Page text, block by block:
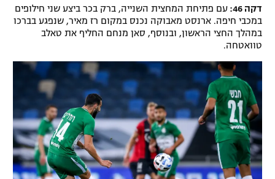
דקה 46:
עם פתיחת המחצית השנייה, ברק בכר ביצע שני חילופים
במכבי חיפה. ארנסט מאבוקה נכנס במקום רז מאיר, שנפגע בברכו
במהלך החצי הראשון, ובנוסף, סאן מנחם החליף את טאלב
טוואטחה.